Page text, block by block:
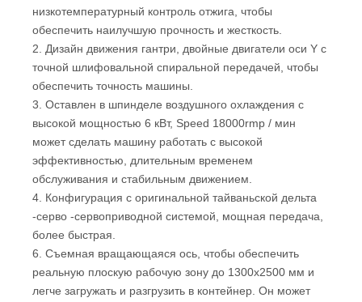
низкотемпературный контроль отжига, чтобы
обеспечить наилучшую прочность и жесткость.
2. Дизайн движения гантри, двойные двигатели оси Y с
точной шлифовальной спиральной передачей, чтобы
обеспечить точность машины.
3. Оставлен в шпинделе воздушного охлаждения с
высокой мощностью 6 кВт, Speed ​​18000rmp / мин
может сделать машину работать с высокой
эффективностью, длительным временем
обслуживания и стабильным движением.
4. Конфигурация с оригинальной тайваньской дельта
-серво -сервоприводной системой, мощная передача,
более быстрая.
6. Съемная вращающаяся ось, чтобы обеспечить
реальную плоскую рабочую зону до 1300x2500 мм и
легче загружать и разгрузить в контейнер. Он может